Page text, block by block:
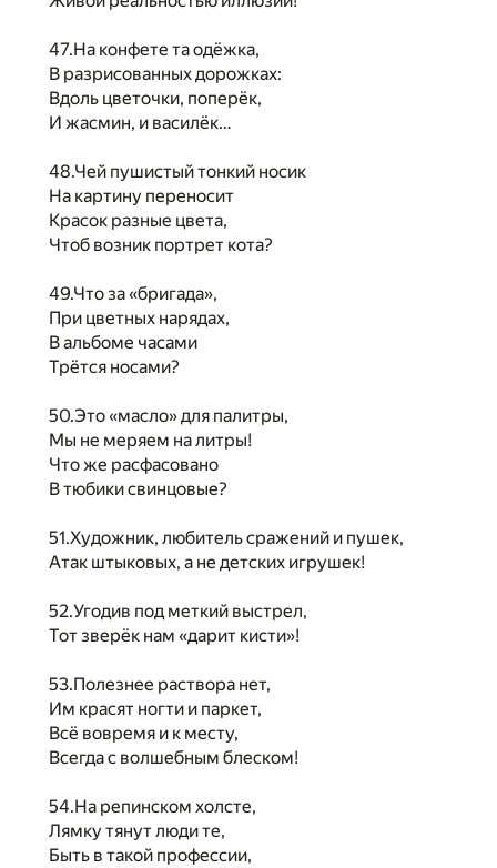
47.На конфете та одёжка,
В разрисованных дорожках:
Вдоль цветочки, поперёк,
И жасмин, и василёк…
48.Чей пушистый тонкий носик
На картину переносит
Красок разные цвета,
Чтоб возник портрет кота?
49.Что за «бригада»,
При цветных нарядах,
В альбоме часами
Трётся носами?
50.Это «масло» для палитры,
Мы не меряем на литры!
Что же расфасовано
В тюбики свинцовые?
51.Художник, любитель сражений и пушек,
Атак штыковых, а не детских игрушек!
52.Угодив под меткий выстрел,
Тот зверёк нам «дарит кисти»!
53.Полезнее раствора нет,
Им красят ногти и паркет,
Всё вовремя и к месту,
Всегда с волшебным блеском!
54.На репинском холсте,
Лямку тянут люди те,
Быть в такой профессии,